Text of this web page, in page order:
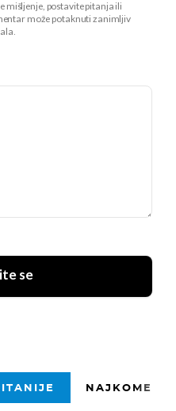
mišljenje, postavite pitanja ili
može potaknuti zanimljiv
se